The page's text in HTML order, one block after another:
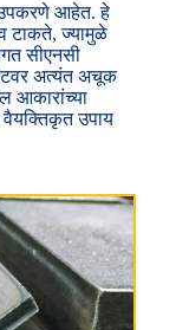
उपकरणे आहेत. हे
टाकते, ज्यामुळे
सीएनसी
अत्यंत अचूक
आकारांच्या
वैयक्तिकृत उपाय